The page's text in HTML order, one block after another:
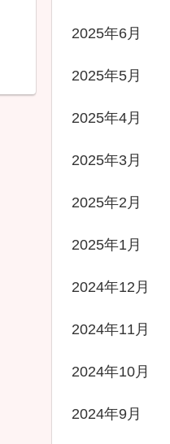
2025年6月
2025年5月
2025年4月
2025年3月
2025年2月
2025年1月
2024年12月
2024年11月
2024年10月
2024年9月